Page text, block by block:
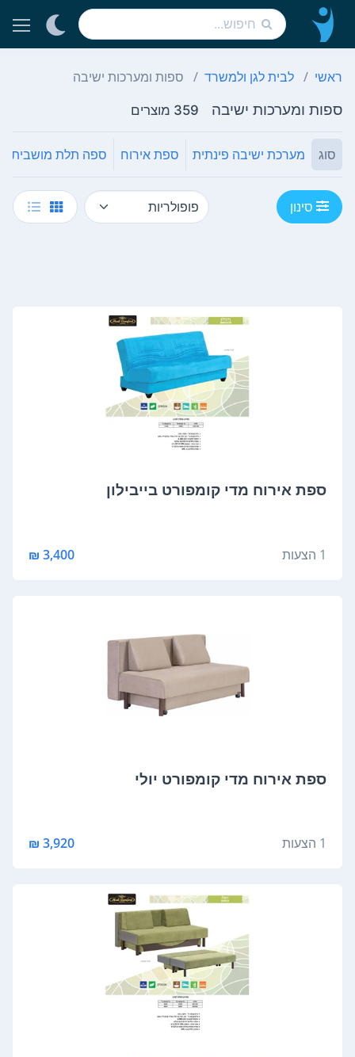
ראשי לבית לגן ולמשרד ספות ומערכות ישיבה
ספות ומערכות ישיבה 359 מוצרים
סוג מערכת ישיבה פינתית ספת אירוח ספה תלת מושבית
סינון
‏ספת אירוח ‏מדי קומפורט בייבילון
1 הצעות 3,400 ₪
‏ספת אירוח ‏מדי קומפורט יולי
1 הצעות 3,920 ₪